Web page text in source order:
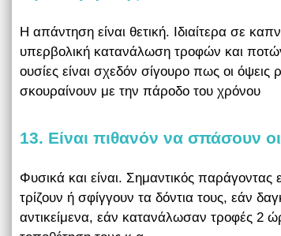
Η απάντηση είναι θετική. Ιδιαίτερα σε
υπερβολική κατανάλωση τροφών και
ουσίες είναι σχεδόν σίγουρο πως οι όψεις
σκουραίνουν με την πάροδο του χρόνου
13. Είναι πιθανόν να σπάσουν
Φυσικά και είναι. Σημαντικός παράγοντας
τρίζουν ή σφίγγουν τα δόντια τους, εάν
αντικείμενα, εάν κατανάλωσαν τροφές 2